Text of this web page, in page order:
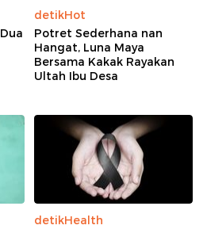
detikHot
Potret Sederhana nan
Hangat, Luna Maya
Bersama Kakak Rayakan
Ultah Ibu Desa
detikHealth